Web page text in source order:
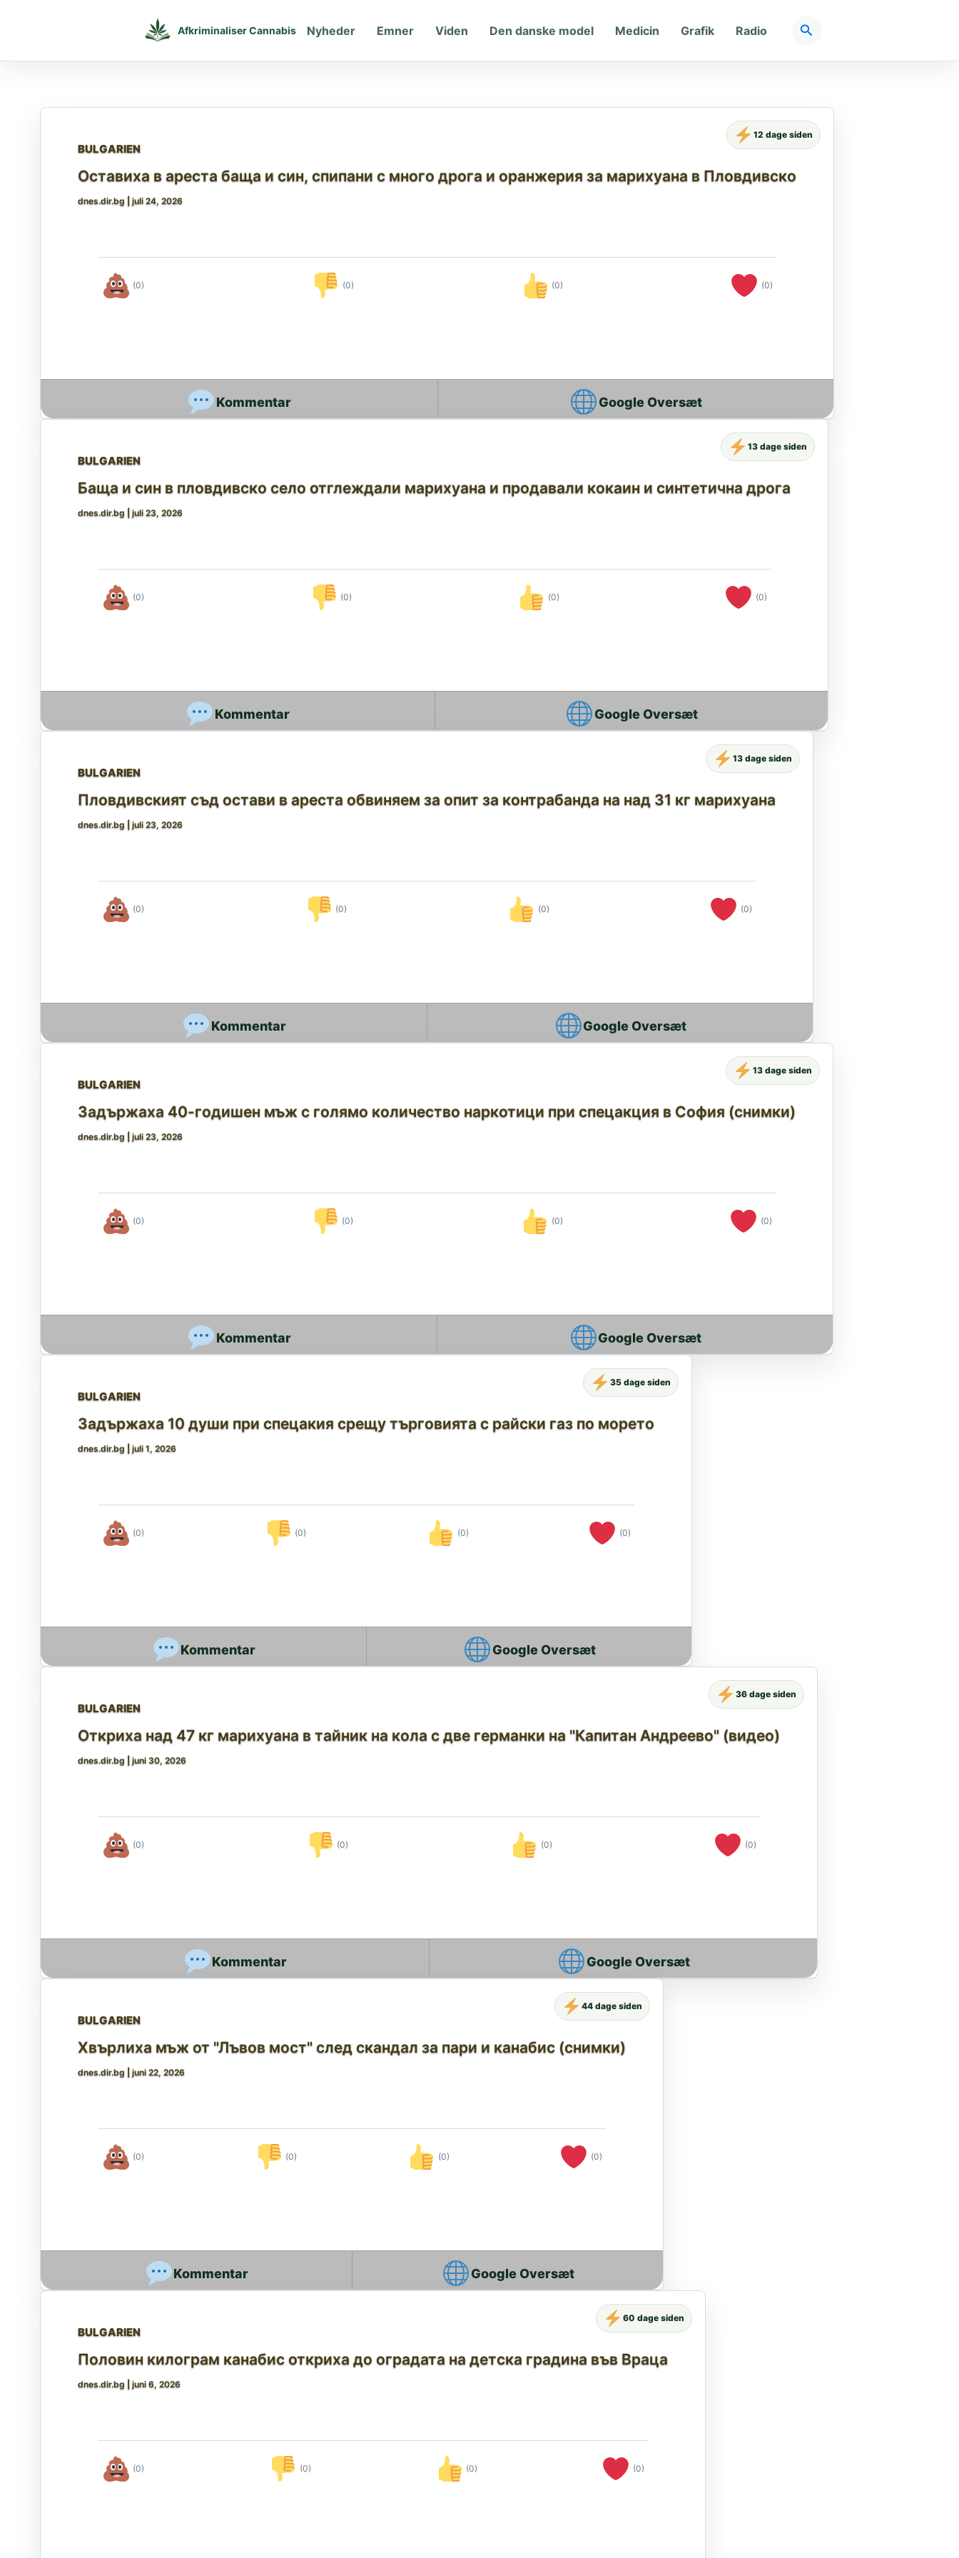
Afkriminaliser Cannabis Nyheder Emner Viden Den danske model Medicin Grafik Radio Søg
BULGARIEN
Оставиха в ареста баща и син, спипани с много дрога и оранжерия за марихуана в Пловдивско
dnes.dir.bg juli 24, 2026
(0) (0) (0) (0)
12 dage siden
Google Oversæt
BULGARIEN
Баща и син в пловдивско село отглеждали марихуана и продавали кокаин и синтетична дрога
dnes.dir.bg juli 23, 2026
(0) (0) (0) (0)
13 dage siden
Google Oversæt
BULGARIEN
Пловдивският съд остави в ареста обвиняем за опит за контрабанда на над 31 кг марихуана
dnes.dir.bg juli 23, 2026
(0) (0) (0) (0)
13 dage siden
Google Oversæt
BULGARIEN
Задържаха 40-годишен мъж с голямо количество наркотици при спецакция в София (снимки)
dnes.dir.bg juli 23, 2026
(0) (0) (0) (0)
13 dage siden
Google Oversæt
BULGARIEN
Задържаха 10 души при спецакия срещу търговията с райски газ по морето
dnes.dir.bg juli 1, 2026
(0) (0) (0) (0)
35 dage siden
Google Oversæt
BULGARIEN
Откриха над 47 кг марихуана в тайник на кола с две германки на "Капитан Андреево" (видео)
dnes.dir.bg juni 30, 2026
(0) (0) (0) (0)
36 dage siden
Google Oversæt
BULGARIEN
Хвърлиха мъж от "Лъвов мост" след скандал за пари и канабис (снимки)
dnes.dir.bg juni 22, 2026
(0) (0) (0) (0)
44 dage siden
Google Oversæt
BULGARIEN
Половин килограм канабис откриха до оградата на детска градина във Враца
dnes.dir.bg juni 6, 2026
(0) (0) (0) (0)
60 dage siden